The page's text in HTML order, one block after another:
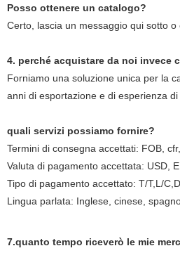
Posso ottenere un catalogo?
Certo, lascia un messaggio qui sotto
4. perché acquistare da noi invece
Forniamo una soluzione unica per la
anni di esportazione e di esperienza
quali servizi possiamo fornire?
Termini di consegna accettati: FOB,
Valuta di pagamento accettata: USD,
Tipo di pagamento accettato: T/T,L/
Lingua parlata: Inglese, cinese,
7.quanto tempo riceverò le mie